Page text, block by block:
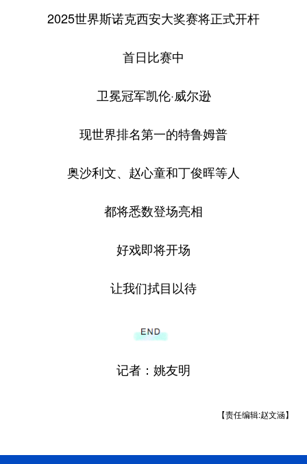
2025世界斯诺克西安大奖赛将正式开杆
首日比赛中
卫冕冠军凯伦·威尔逊
现世界排名第一的特鲁姆普
奥沙利文、赵心童和丁俊晖等人
都将悉数登场亮相
好戏即将开场
让我们拭目以待
记者：姚友明
【责任编辑:赵文涵】